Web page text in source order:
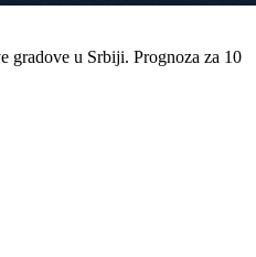
gradove u Srbiji. Prognoza za 10